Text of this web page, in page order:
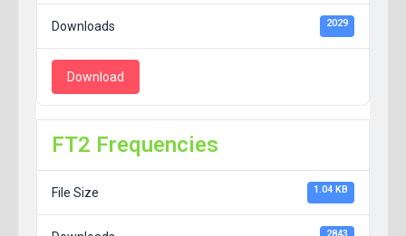
Downloads 2029
Download
FT2 Frequencies
File Size 1.04 KB
2843